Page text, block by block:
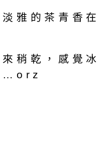
雅的茶青香在
稍乾，感覺冰
…orz